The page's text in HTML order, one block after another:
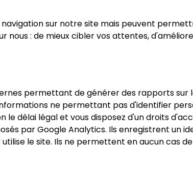
sur notre site mais peuvent
nous : de mieux cibler vos attentes,
permettant de générer des rapports sur
ne permettant pas d'identifier
le délai légal et vous disposez d'un droits
par Google Analytics. Ils enregistrent un
le site. Ils ne permettent en aucun cas